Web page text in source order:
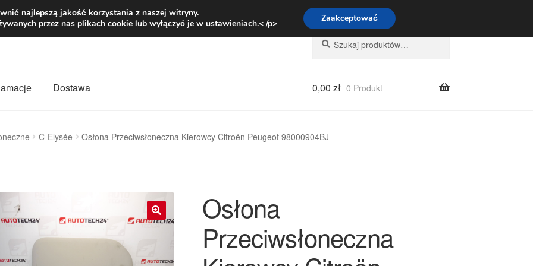
zł Pn.-pt. 9:00-16:00800 003 167
Szukaj:
Szukaj
Dostawa 0,00 zł 0 Produkt
C-Elysée Osłona Przeciwsłoneczna Kierowcy Citroën Peugeot 98000904BJ
🔍
Osłona
Przeciwsłoneczna
najlepszą jakość korzystania z naszej witryny.
przez nas plikach cookie lub wyłączyć je w ustawieniach.< /p> Zaakceptować